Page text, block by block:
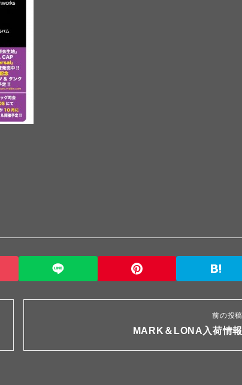
前の投稿
MARK＆LONA入荷情報